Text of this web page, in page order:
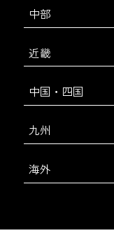
中部
近畿
中国・四国
九州
海外